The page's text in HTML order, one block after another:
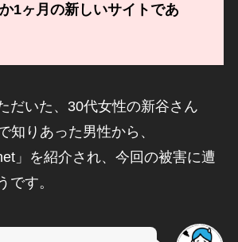
1ヶ月の新しいサイトであ
だいた、30代女性の新谷さん
知りあった男性から、
」を紹介され、今回の被害に遭
です。